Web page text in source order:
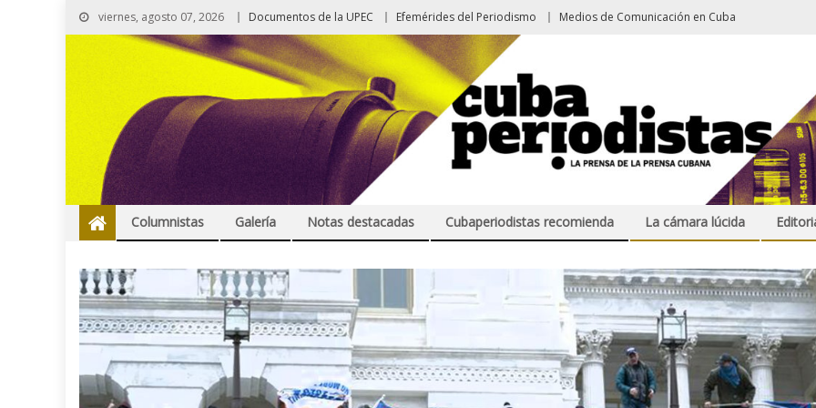
viernes, agosto 07, 2026 Documentos de la UPEC Efemérides del Periodismo Medios de Comunicación en Cuba
Columnistas Galería Notas destacadas Cubaperiodistas recomienda La cámara lúcida